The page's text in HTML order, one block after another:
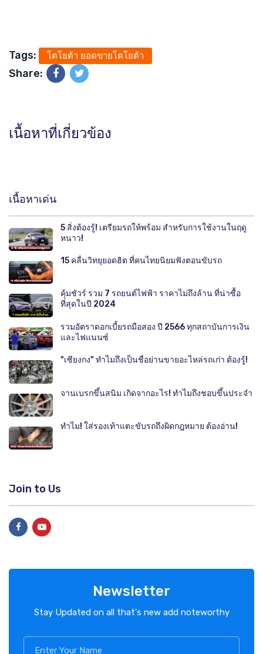
Tags: โตโยต้า ยอดขายโตโยต้า
Share:
เนื้อหาที่เกี่ยวข้อง
เนื้อหาเด่น
5 สิ่งต้องรู้! เตรียมรถให้พร้อม สำหรับการใช้งานในฤดู
หนาว!
15 คลื่นวิทยุยอดฮิต ที่คนไทยนิยมฟังตอนขับรถ
คุ้มชัวร์ รวม 7 รถยนต์ไฟฟ้า ราคาไม่ถึงล้าน ที่น่าซื้อ
ที่สุดในปี 2024
รวมอัตราดอกเบี้ยรถมือสอง ปี 2566 ทุกสถาบันการเงิน
และไฟแนนซ์
"เซียงกง" ทำไมถึงเป็นชื่อย่านขายอะไหล่รถเก่า ต้องรู้!
จานเบรกขึ้นสนิม เกิดจากอะไร! ทำไมถึงชอบขึ้นประจำ
ทำไม! ใส่รองเท้าแตะขับรถถึงผิดกฎหมาย ต้องอ่าน!
Join to Us
Newsletter
Stay Updated on all that's new add noteworthy